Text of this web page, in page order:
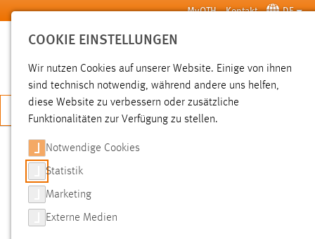
Zum Hauptinhalt springen MyOTH Kontakt DE
SUCHE
JETZT BEWERBEN
SUCHE
FILTER
COOKIE EINSTELLUNGEN
Wir nutzen Cookies auf unserer Website. Einige von ihnen
sind technisch notwendig, während andere uns helfen,
diese Website zu verbessern oder zusätzliche
Funktionalitäten zur Verfügung zu stellen.
Notwendige Cookies
Statistik
Marketing
Externe Medien